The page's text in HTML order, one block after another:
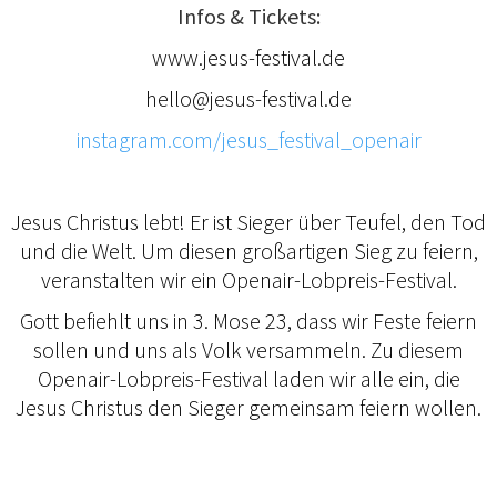
Infos & Tickets:
www.jesus-festival.de
hello@jesus-festival.de
instagram.com/jesus_festival_openair
Jesus Christus lebt! Er ist Sieger über Teufel, den Tod
und die Welt. Um diesen großartigen Sieg zu feiern,
veranstalten wir ein Openair-Lobpreis-Festival.
Gott befiehlt uns in 3. Mose 23, dass wir Feste feiern
sollen und uns als Volk versammeln. Zu diesem
Openair-Lobpreis-Festival laden wir alle ein, die
Jesus Christus den Sieger gemeinsam feiern wollen.